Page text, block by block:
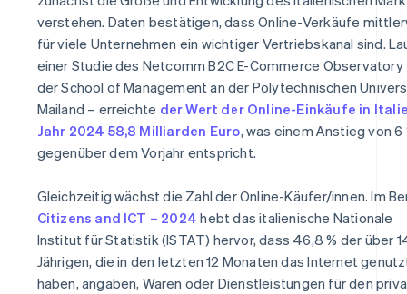
verstehen. Daten bestätigen, dass Online-Verkäufe
für viele Unternehmen ein wichtiger Vertriebskanal sind.
einer Studie des Netcomm B2C E-Commerce Observatory
der School of Management an der Polytechnischen
Mailand – erreichte der Wert der Online-Einkäufe in
Jahr 2024 58,8 Milliarden Euro, was einem Anstieg von 6
gegenüber dem Vorjahr entspricht.
Gleichzeitig wächst die Zahl der Online-Käufer/innen. Im
Citizens and ICT – 2024 hebt das italienische Nationale
Institut für Statistik (ISTAT) hervor, dass 46,8 % der über
Jährigen, die in den letzten 12 Monaten das Internet
haben, angaben, Waren oder Dienstleistungen für den